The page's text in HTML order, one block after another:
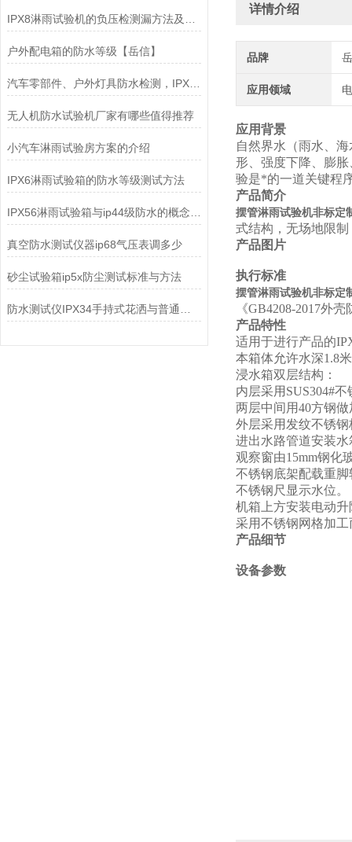
户外配电箱的防水等级【岳信】
汽车零部件、户外灯具防水检测，IPX56淋雨试验箱怎么选才实用？
无人机防水试验机厂家有哪些值得推荐
小汽车淋雨试验房方案的介绍
IPX6淋雨试验箱的防水等级测试方法
真空防水测试仪器ip68气压表调多少
砂尘试验箱ip5x防尘测试标准与方法
详情介绍
品牌
应用领域
应用背景
自然界水（雨水、
形、强度下降、膨
验是*的一道关键程
产品简介
摆管淋雨试验机非标定
式结构，无场地限
产品图片
执行标准
摆管淋雨试验机非标定
《GB4208-2017外
产品特性
适用于进行产品的
本箱体允许水深1.8
浸水箱双层结构：
内层采用SUS304#
两层中间用40方钢
外层采用发纹不锈
进出水路管道安装
观察窗由15mm钢化
不锈钢底架配载重
不锈钢尺显示水位。
机箱上方安装电动
采用不锈钢网格加工
产品细节
设备参数